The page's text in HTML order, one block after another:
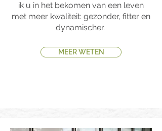
ik u in het bekomen van een leven
met meer kwaliteit: gezonder, fitter en
dynamischer.
MEER WETEN